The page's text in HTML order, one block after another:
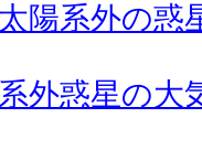
太陽系外の惑
系外惑星の大